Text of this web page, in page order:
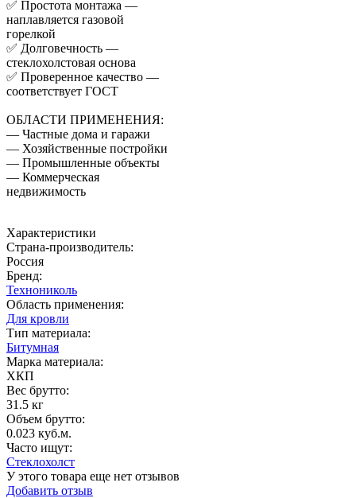
✅ Простота монтажа —
наплавляется газовой
горелкой
✅ Долговечность —
стеклохолстовая основа
✅ Проверенное качество —
соответствует ГОСТ
ОБЛАСТИ ПРИМЕНЕНИЯ:
— Частные дома и гаражи
— Хозяйственные постройки
— Промышленные объекты
— Коммерческая
недвижимость
Характеристики
Страна-производитель:
Россия
Бренд:
Технониколь
Область применения:
Для кровли
Тип материала:
Битумная
Марка материала:
ХКП
Вес брутто:
31.5 кг
Объем брутто:
0.023 куб.м.
Часто ищут:
Стеклохолст
У этого товара еще нет отзывов
Добавить отзыв